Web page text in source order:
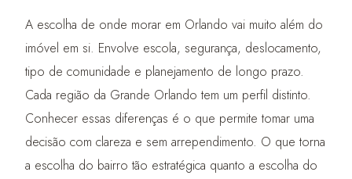
A escolha de onde morar em Orlando vai muito além do
imóvel em si. Envolve escola, segurança, deslocamento,
tipo de comunidade e planejamento de longo prazo.
Cada região da Grande Orlando tem um perfil distinto.
Conhecer essas diferenças é o que permite tomar uma
decisão com clareza e sem arrependimento. O que torna
a escolha do bairro tão estratégica quanto a escolha do